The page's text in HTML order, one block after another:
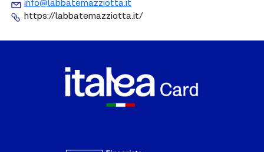
info@labbatemazziotta.it
https://labbatemazziotta.it/